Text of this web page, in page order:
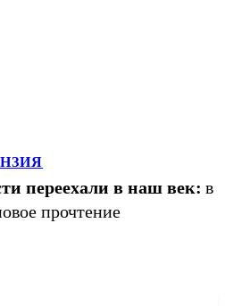
переехали в наш век: в
прочтение